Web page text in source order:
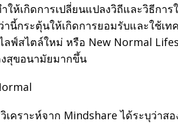
ให้เกิดการเปลี่ยนแปลงวิถีและวิธีกา
านี้กระตุ้นให้เกิดการยอมรับและใช้เ
ลฟ์สไตล์ใหม่ หรือ New Normal
งสุขอนามัยมากขึ้น
เคราะห์จาก Mindshare ได้ระบุว่าส